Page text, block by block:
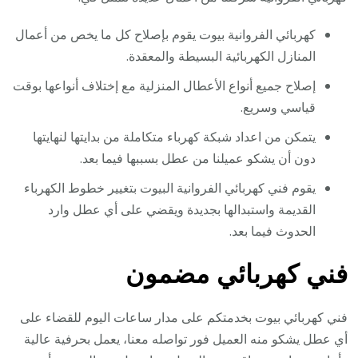
كهربائي الفروانية بيوت يقوم بإصلاح كل ما يخص من أعمال
المنازل الكهربائية البسيطة والمعقدة.
إصلاح جميع أنواع الأعطال المنزلية مع إختلاف أنواعها بوقت
قياسي وسريع.
يتمكن من اعداد شبكة كهرباء متكاملة من بدايتها لنهايتها
دون أن يشكو عميلنا من عطل بسببها فيما بعد.
يقوم فني كهربائي الفروانية البيوت بتغيير خطوط الكهرباء
القديمة واستبدالها بجديدة ويقضي على أي عطل وارد
الحدوث فيما بعد.
فني كهربائي مضمون
فني كهربائي بيوت بخدمتكم على مدار ساعات اليوم للقضاء على
أي عطل يشكو منه العميل فور تواصله معنا، يعمل بحرفية عالية